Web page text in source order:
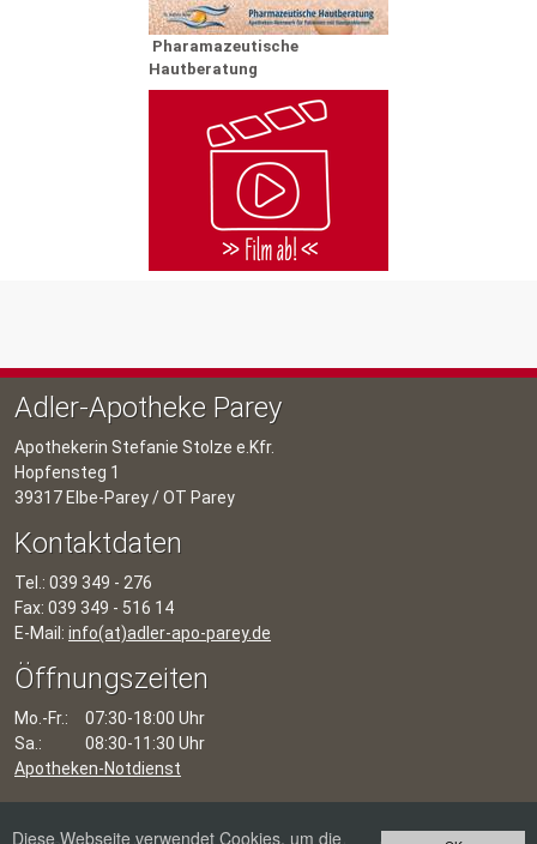
Diese Webseite verwendet Cookies, um die
Pharamazeutische
Hautberatung
Adler-Apotheke Parey
Apothekerin Stefanie Stolze e.Kfr.
Hopfensteg 1
39317 Elbe-Parey / OT Parey
Kontaktdaten
Tel.: 039 349 - 276
Fax: 039 349 - 516 14
E-Mail: info(at)adler-apo-parey.de
Öffnungszeiten
Mo.-Fr.:
07:30-18:00 Uhr
Sa.:
08:30-11:30 Uhr
Apotheken-Notdienst